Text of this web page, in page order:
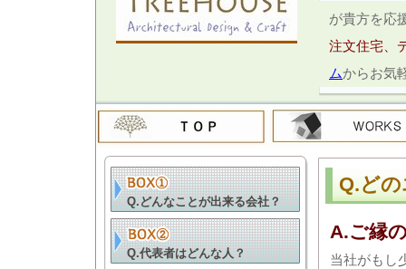
が貴方を応
注文住宅、
ムからお気
Q.どんなことが出来る会社？
Q.代表者はどんな人？
Q.ど
A.ご縁
当社がもし